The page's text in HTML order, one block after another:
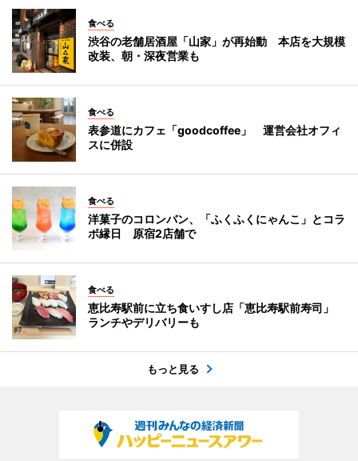
食べる
渋谷の老舗居酒屋「山家」が再始動 本店を大規模
改装、朝・深夜営業も
食べる
表参道にカフェ「goodcoffee」 運営会社オフィ
スに併設
食べる
洋菓子のコロンバン、「ふくふくにゃんこ」とコラ
ボ縁日 原宿2店舗で
食べる
恵比寿駅前に立ち食いすし店「恵比寿駅前寿司」
ランチやデリバリーも
もっと見る